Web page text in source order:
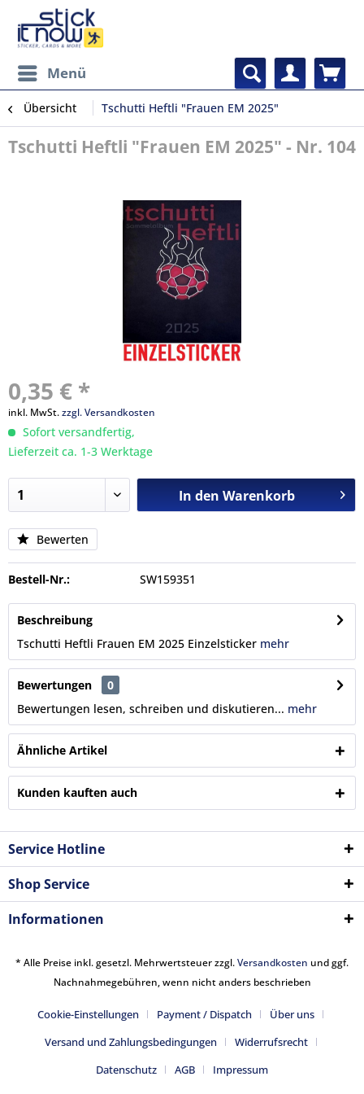
Menü
Übersicht Tschutti Heftli "Frauen EM 2025"
Tschutti Heftli "Frauen EM 2025" - Nr. 104
0,35 € *
inkl. MwSt.zzgl. Versandkosten
Sofort versandfertig,
Lieferzeit ca. 1-3 Werktage
In den Warenkorb
Bewerten
Bestell-Nr.: SW159351
Beschreibung
Tschutti Heftli Frauen EM 2025 Einzelsticker mehr
Bewertungen
0
Bewertungen lesen, schreiben und diskutieren... mehr
Ähnliche Artikel
Kunden kauften auch
Service Hotline
Shop Service
Informationen
* Alle Preise inkl. gesetzl. Mehrwertsteuer zzgl.Versandkosten und ggf.
Nachnahmegebühren, wenn nicht anders beschrieben
Cookie-Einstellungen Payment / Dispatch
Über uns
Versand und Zahlungsbedingungen
Widerrufsrecht
Datenschutz
AGB Impressum